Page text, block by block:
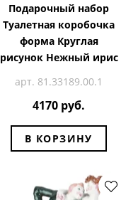
Подарочный набор
Туалетная коробочка
форма Круглая
рисунок Нежный ирис
арт. 81.33189.00.1
4170 руб.
В КОРЗИНУ